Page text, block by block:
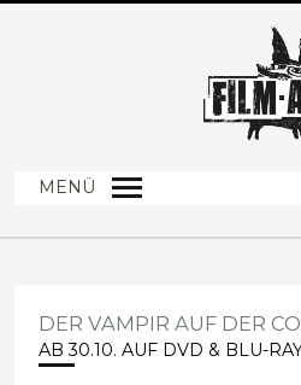
MENÜ
DER VAMPIR AUF DER
AB 30.10. AUF DVD & BLU-